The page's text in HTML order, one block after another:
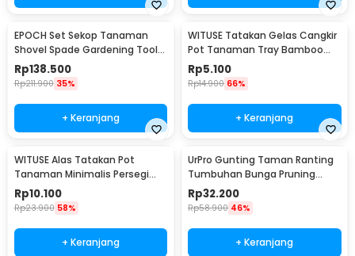
EPOCH Set Sekop Tanaman
Shovel Spade Gardening Tools
10 PCS - LXY55
Rp138.500
Rp211.900 35%
+ Keranjang
WITUSE Tatakan Gelas Cangkir
Pot Tanaman Tray Bamboo
Coaster 85mm - EQF301
Rp5.100
Rp14.900 66%
+ Keranjang
WITUSE Alas Tatakan Pot
Tanaman Minimalis Persegi
Panjang Bamboo Tray
175x88x10mm - EQF301
Rp10.100
Rp23.900 58%
+ Keranjang
UrPro Gunting Taman Ranting
Tumbuhan Bunga Pruning
Scissors 25mm - SK5
Rp32.200
Rp58.900 46%
+ Keranjang